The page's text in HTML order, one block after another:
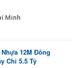
Minh
12M Đông
Chỉ 5.5 Tỷ